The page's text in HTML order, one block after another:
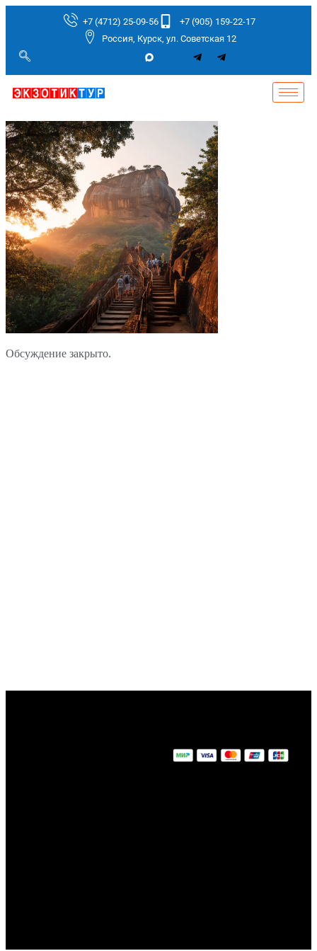
+7 (4712) 25-09-56
+7 (905) 159-22-17
Россия, Курск, ул. Советская 12
Обсуждение закрыто.